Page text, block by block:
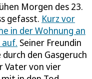
Morgen des 23.
gefasst. Kurz vor
in der Wohnung an
Seiner Freundin
den Gasgeruch
Vater von vier